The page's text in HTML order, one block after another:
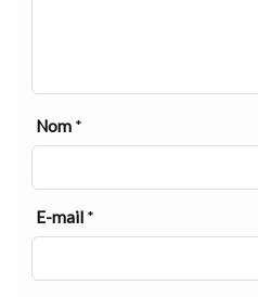
Nom *
E-mail *